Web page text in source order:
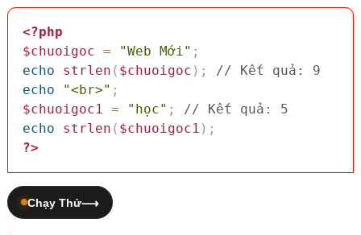
<?php
$chuoigoc = "Web Mới" ;
echo
strlen ( $chuoigoc ) ;
// Kết quả: 9
echo
"<br>" ;
$chuoigoc1 = "học" ;
// Kết quả: 5
echo
strlen ( $chuoigoc1 ) ;
?>
Chạy Thử